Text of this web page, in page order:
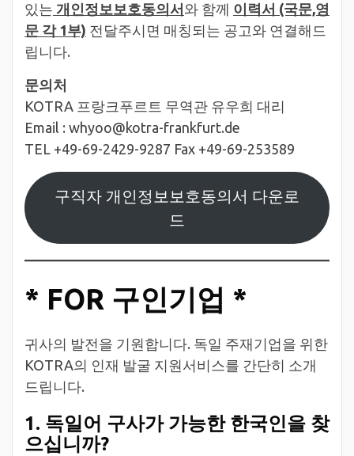
있는 개인정보보호동의서 와 함께 이력서 (국문,영
문 각 1부) 전달주시면 매칭되는 공고와 연결해드
립니다.
문의처
KOTRA 프랑크푸르트 무역관 유우희 대리
Email : whyoo@kotra-frankfurt.de
TEL +49-69-2429-9287 Fax +49-69-253589
구직자 개인정보보호동의서 다운로
드
* FOR 구인기업 *
귀사의 발전을 기원합니다. 독일 주재기업을 위한
KOTRA의 인재 발굴 지원서비스를 간단히 소개
드립니다.
1. 독일어 구사가 가능한 한국인을 찾
으십니까?